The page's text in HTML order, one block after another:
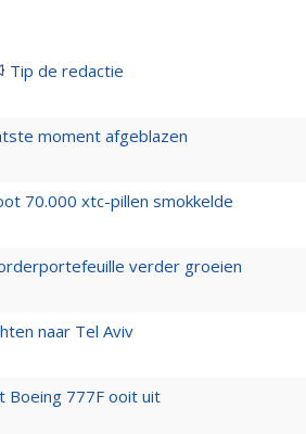
Tip de redactie
moment afgeblazen
70.000 xtc-pillen smokkelde
verder groeien
naar Tel Aviv
Boeing 777F ooit uit